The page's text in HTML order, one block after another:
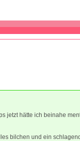
jetzt hätte ich beinahe
bilchen und ein